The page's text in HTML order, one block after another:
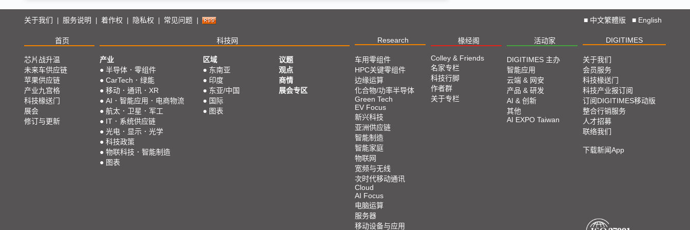
关于我们 服务说明 着作权 隐私权 常见问题 ■ 中文繁體版 ■ English
首页 科技网 Research 椽经阁 活动家 DIGITIMES
芯片战升温
未来车供应链
苹果供应链
产业九宫格
科技椽送门
展会
修订与更新
产业
● 半导体．零组件
● CarTech．绿能
● 移动．通讯．XR
● AI．智能应用．电商物流
● 航太．卫星．军工
● IT．系统供应链
● 光电．显示．光学
● 科技政策
● 物联科技．智能制造
● 图表
区域
● 东南亚
● 印度
● 东亚/中国
● 国际
● 图表
议题
观点
商情
展会专区
车用零组件
HPC关键零组件
边缘运算
化合物/功率半导体
Green Tech
EV Focus
新兴科技
亚洲供应链
智能制造
智能家庭
物联网
宽频与无线
次时代移动通讯
Cloud
AI Focus
电脑运算
服务器
移动设备与应用
Colley & Friends
名家专栏
科技行脚
作者群
关于专栏
DIGITIMES 主办
智能应用
云端 & 网安
产品 & 研发
AI & 创新
其他
AI EXPO Taiwan
关于我们
会员服务
科技椽送门
科技产业报订阅
订阅DIGITIMES移动版
整合行销服务
人才招募
联络我们
下载新闻App